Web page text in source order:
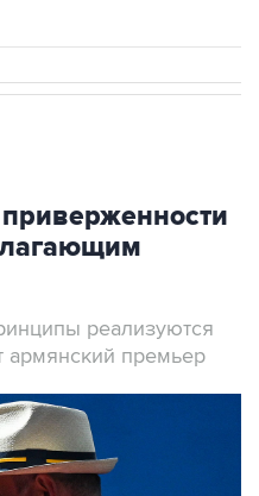
реализуются
армянский премьер